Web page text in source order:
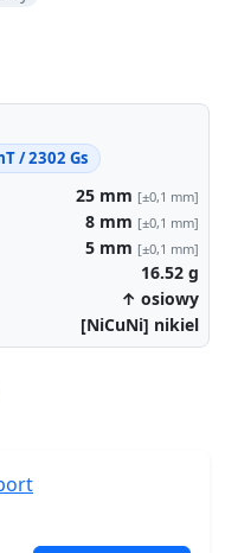
/ 2302 Gs
25 mm [±0,1 mm]
8 mm [±0,1 mm]
5 mm [±0,1 mm]
16.52 g
↑ osiowy
[NiCuNi] nikiel